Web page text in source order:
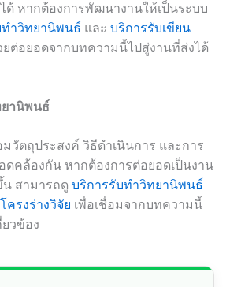
ด้ หากต้องการพัฒนางานให้เป็นระบบ
ทำวิทยานิพนธ์ และ บริการรับเขียน
ยต่อยอดจากบทความนี้ไปสู่งานที่ส่งได้
านิพนธ์
วัตถุประสงค์ วิธีดำเนินการ และการ
ดคล้องกัน หากต้องการต่อยอดเป็นงาน
สามารถดู บริการรับทำวิทยานิพนธ์
ครงร่างวิจัย เพื่อเชื่อมจากบทความนี้
วข้อง